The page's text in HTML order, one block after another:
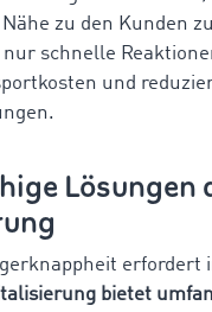
zu den Kunden
schnelle
und
Lösungen
erfordert
bietet